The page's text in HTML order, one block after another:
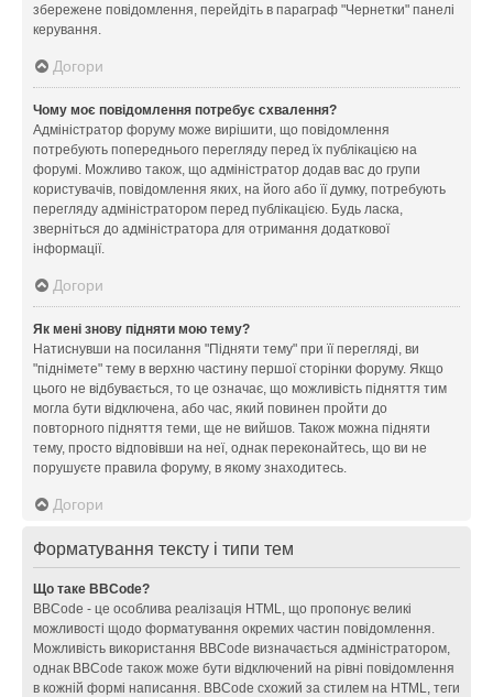
збережене повідомлення, перейдіть в параграф "Чернетки" панелі
керування.
Догори
Чому моє повідомлення потребує схвалення?
Адміністратор форуму може вирішити, що повідомлення
потребують попереднього перегляду перед їх публікацією на
форумі. Можливо також, що адміністратор додав вас до групи
користувачів, повідомлення яких, на його або її думку, потребують
перегляду адміністратором перед публікацією. Будь ласка,
зверніться до адміністратора для отримання додаткової
інформації.
Догори
Як мені знову підняти мою тему?
Натиснувши на посилання "Підняти тему" при її перегляді, ви
"піднімете" тему в верхню частину першої сторінки форуму. Якщо
цього не відбувається, то це означає, що можливість підняття тим
могла бути відключена, або час, який повинен пройти до
повторного підняття теми, ще не вийшов. Також можна підняти
тему, просто відповівши на неї, однак переконайтесь, що ви не
порушуєте правила форуму, в якому знаходитесь.
Догори
Форматування тексту і типи тем
Що таке BBCode?
BBCode - це особлива реалізація HTML, що пропонує великі
можливості щодо форматування окремих частин повідомлення.
Можливість використання BBCode визначається адміністратором,
однак BBCode також може бути відключений на рівні повідомлення
в кожній формі написання. BBCode схожий за стилем на HTML, теги